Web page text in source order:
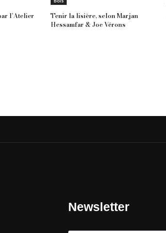
l’Atelier
Tenir la lisière, selon Marjan
Hessamfar & Joe Vérons